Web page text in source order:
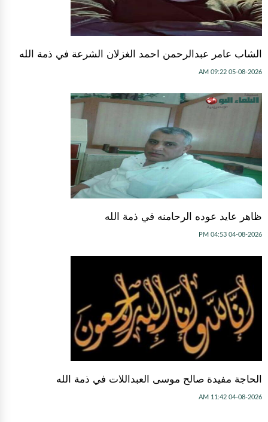
الشاب عامر عبدالرحمن احمد الغزلان الشرعة في ذمة الله
05-08-2026 09:22 AM
ظاهر عايد عوده الرحامنه في ذمة الله
04-08-2026 04:53 PM
الحاجة مفيدة صالح موسى العبداللات في ذمة الله
04-08-2026 11:42 AM